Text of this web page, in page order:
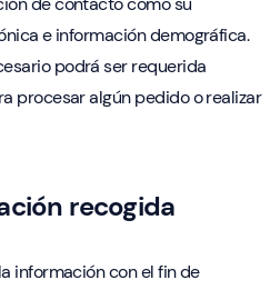
e información demográfica.
podrá ser requerida
procesar algún pedido o realizar
recogida
información con el fin de